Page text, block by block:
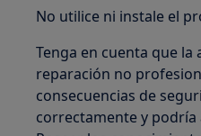
No utilice ni instale el
Tenga en cuenta que
reparación no
consecuencias de
correctamente y